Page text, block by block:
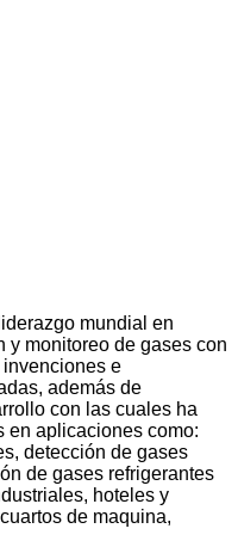
mundial en
y monitoreo de gases con
e
además de
con las cuales ha
en aplicaciones como:
detección de gases
de gases refrigerantes
hoteles y
de maquina,